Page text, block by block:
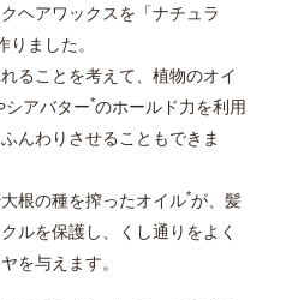
ヘアワックスを「ナチュラ
ました。
ることを考えて、植物のオイ
シアバター*のホールド力を利用
んわりさせることもできま
根の種を搾ったオイル*が、髪
ルを保護し、くし通りをよく
を与えます。